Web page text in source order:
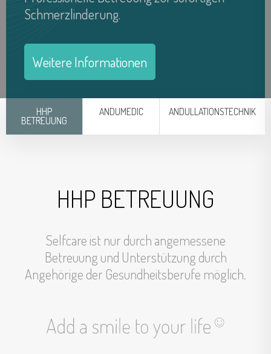
Germany
Spain
United Kingdom
Sweden
Russia
Czechia
Schmerzlinderung.
Weitere Informationen
HHP
BETREUUNG
ANDUMEDIC ANDULLATIONSTECHNIK
HHP BETREUUNG
Selfcare ist nur durch angemessene
Betreuung und Unterstützung durch
Angehörige der Gesundheitsberufe möglich.